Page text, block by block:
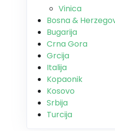
Vinica
Bosna &
Bugarija
Crna Gora
Grcija
Italija
Kopaonik
Kosovo
Srbija
Turcija